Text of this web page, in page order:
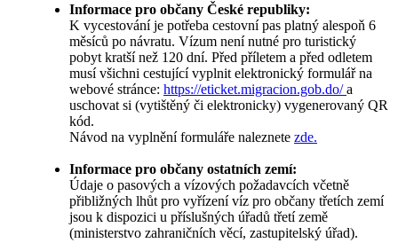
Informace pro občany České republiky:
K vycestování je potřeba cestovní pas platný alespoň 6
měsíců po návratu. Vízum není nutné pro turistický
pobyt kratší než 120 dní. Před příletem a před odletem
musí všichni cestující vyplnit elektronický formulář na
webové stránce: https://eticket.migracion.gob.do/a
uschovat si (vytištěný či elektronicky) vygenerovaný QR
kód.
Návod na vyplnění formuláře naleznete zde.
Informace pro občany ostatních zemí:
Údaje o pasových a vízových požadavcích včetně
přibližných lhůt pro vyřízení víz pro občany třetích zemí
jsou k dispozici u příslušných úřadů třetí země
(ministerstvo zahraničních věcí, zastupitelský úřad).